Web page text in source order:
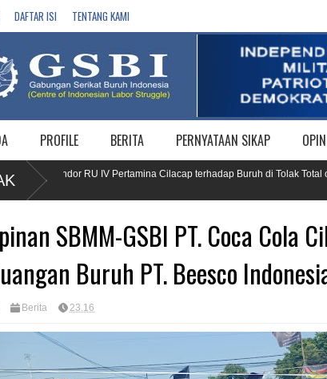
DAFTAR ISI TENTANG KAMI
PROFILE BERITA PERNYATAAN SIKAP
Vendor RU IV Pertamina Cilacap terhadap Buruh di Tolak Total
SBMM-GSBI PT. Coca Cola
Buruh PT. Beesco
Berita 23.16